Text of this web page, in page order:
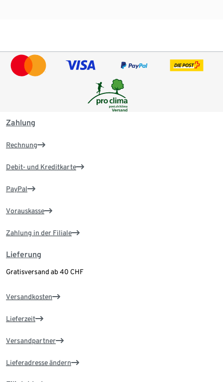
Zahlung
Rechnung
Debit- und Kreditkarte
PayPal
Vorauskasse
Zahlung in der Filiale
Lieferung
Gratisversand ab 40 CHF
Versandkosten
Lieferzeit
Versandpartner
Lieferadresse ändern